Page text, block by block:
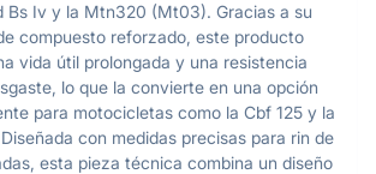
Bs Iv y la Mtn320 (Mt03). Gracias a su
compuesto reforzado, este producto
vida útil prolongada y una resistencia
lo que la convierte en una opción
para motocicletas como la Cbf 125 y la
con medidas precisas para rin de
esta pieza técnica combina un diseño